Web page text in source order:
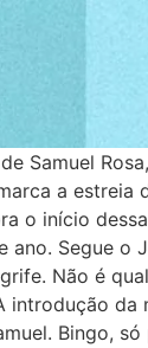
Samuel
a
o início
ano. Segue
Não é
introdução
Bingo,